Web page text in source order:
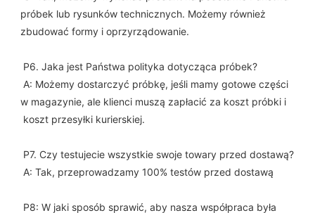
próbek lub rysunków technicznych. Możemy również
zbudować formy i oprzyrządowanie.
P6. Jaka jest Państwa polityka dotycząca próbek?
w magazynie, ale klienci muszą zapłacić za koszt próbki i
koszt przesyłki kurierskiej.
P7. Czy testujecie wszystkie swoje towary przed dostawą?
A: Tak, przeprowadzamy 100% testów przed dostawą